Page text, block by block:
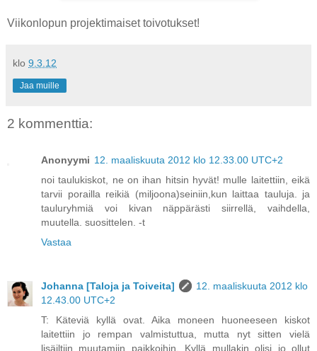
Viikonlopun projektimaiset toivotukset!
klo 9.3.12
Jaa muille
2 kommenttia:
Anonyymi 12. maaliskuuta 2012 klo 12.33.00 UTC+2
noi taulukiskot, ne on ihan hitsin hyvät! mulle laitettiin, eikä
tarvii porailla reikiä (miljoona)seiniin,kun laittaa tauluja. ja
tauluryhmiä voi kivan näppärästi siirrellä, vaihdella,
muutella. suosittelen. -t
Vastaa
Johanna [Taloja ja Toiveita]
12. maaliskuuta 2012 klo
12.43.00 UTC+2
T: Käteviä kyllä ovat. Aika moneen huoneeseen kiskot
laitettiin jo rempan valmistuttua, mutta nyt sitten vielä
lisäiltiin muutamiin paikkoihin. Kyllä mullakin olisi jo ollut